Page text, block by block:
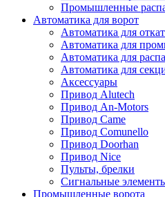
Промышленные
Автоматика для ворот
Автоматика для
Автоматика для
Автоматика для
Автоматика для
Аксессуары
Привод Alutech
Привод An-Motors
Привод Came
Привод Comunello
Привод Doorhan
Привод Nice
Пульты, брелки
Сигнальные
Промышленные ворота